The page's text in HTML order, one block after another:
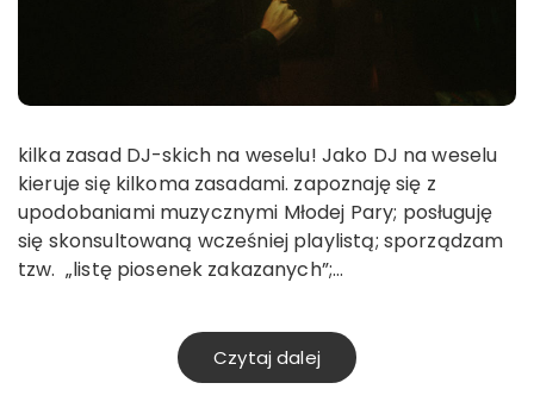
kilka zasad DJ-skich na weselu! Jako DJ na weselu
kieruje się kilkoma zasadami. zapoznaję się z
upodobaniami muzycznymi Młodej Pary; posługuję
się skonsultowaną wcześniej playlistą; sporządzam
tzw. „listę piosenek zakazanych”;…
Czytaj dalej